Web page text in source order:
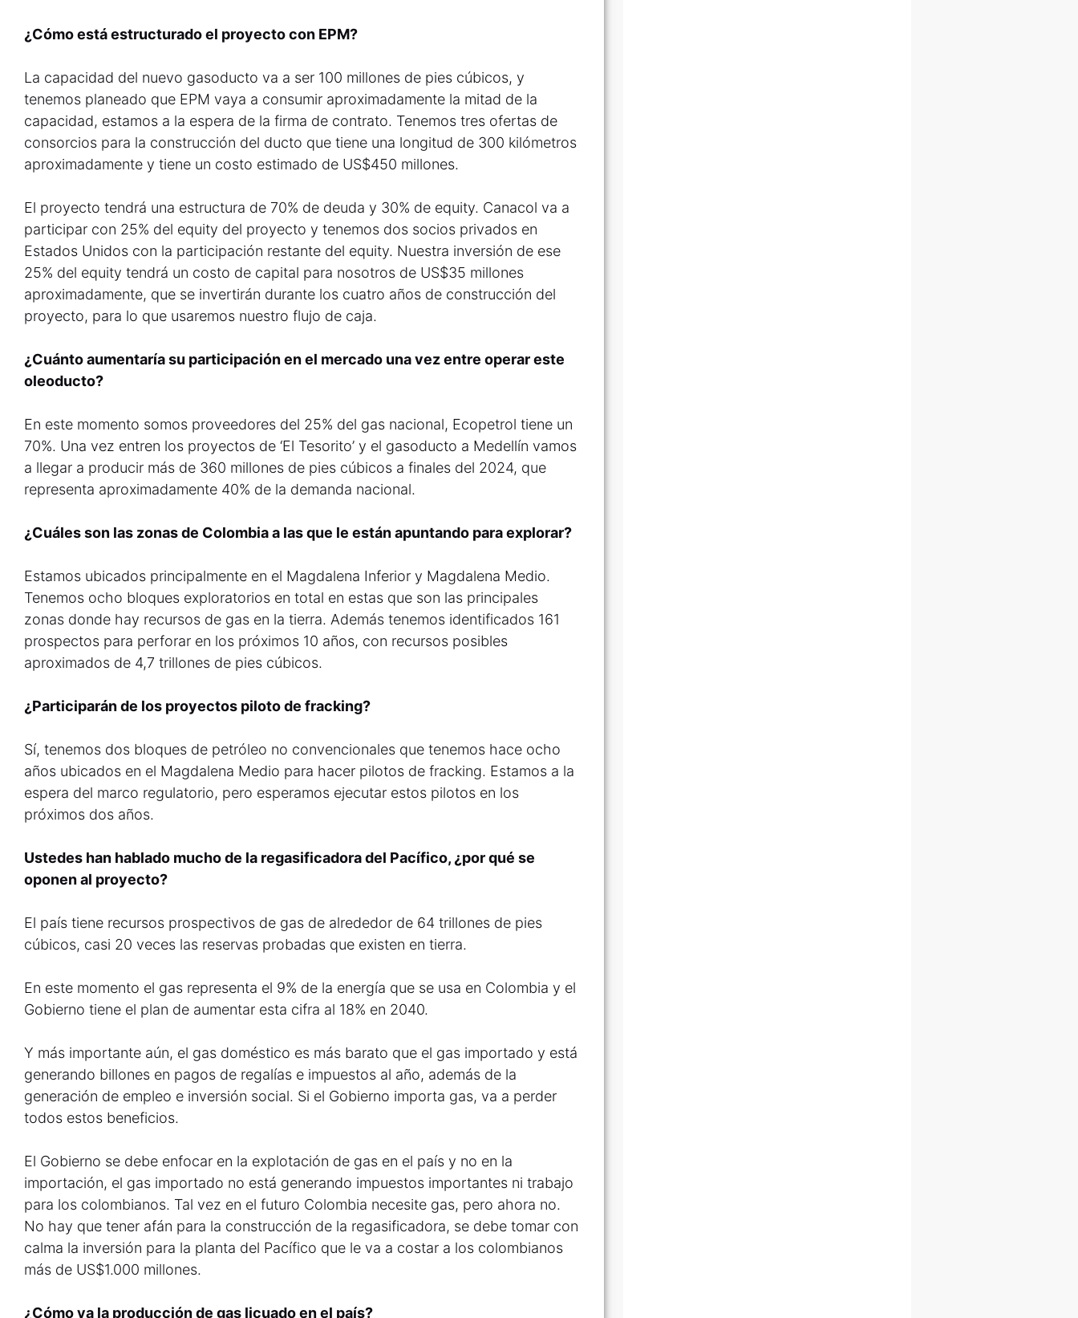
¿Cómo está estructurado el proyecto con EPM?
La capacidad del nuevo gasoducto va a ser 100 millones de pies cúbicos, y
tenemos planeado que EPM vaya a consumir aproximadamente la mitad de la
capacidad, estamos a la espera de la firma de contrato. Tenemos tres ofertas de
consorcios para la construcción del ducto que tiene una longitud de 300 kilómetros
aproximadamente y tiene un costo estimado de US$450 millones.
El proyecto tendrá una estructura de 70% de deuda y 30% de equity. Canacol va a
participar con 25% del equity del proyecto y tenemos dos socios privados en
Estados Unidos con la participación restante del equity. Nuestra inversión de ese
25% del equity tendrá un costo de capital para nosotros de US$35 millones
aproximadamente, que se invertirán durante los cuatro años de construcción del
proyecto, para lo que usaremos nuestro flujo de caja.
¿Cuánto aumentaría su participación en el mercado una vez entre operar este
oleoducto?
En este momento somos proveedores del 25% del gas nacional, Ecopetrol tiene un
70%. Una vez entren los proyectos de ‘El Tesorito’ y el gasoducto a Medellín vamos
a llegar a producir más de 360 millones de pies cúbicos a finales del 2024, que
representa aproximadamente 40% de la demanda nacional.
¿Cuáles son las zonas de Colombia a las que le están apuntando para explorar?
Estamos ubicados principalmente en el Magdalena Inferior y Magdalena Medio.
Tenemos ocho bloques exploratorios en total en estas que son las principales
zonas donde hay recursos de gas en la tierra. Además tenemos identificados 161
prospectos para perforar en los próximos 10 años, con recursos posibles
aproximados de 4,7 trillones de pies cúbicos.
¿Participarán de los proyectos piloto de fracking?
Sí, tenemos dos bloques de petróleo no convencionales que tenemos hace ocho
años ubicados en el Magdalena Medio para hacer pilotos de fracking. Estamos a la
espera del marco regulatorio, pero esperamos ejecutar estos pilotos en los
próximos dos años.
Ustedes han hablado mucho de la regasificadora del Pacífico, ¿por qué se
oponen al proyecto?
El país tiene recursos prospectivos de gas de alrededor de 64 trillones de pies
cúbicos, casi 20 veces las reservas probadas que existen en tierra.
En este momento el gas representa el 9% de la energía que se usa en Colombia y el
Gobierno tiene el plan de aumentar esta cifra al 18% en 2040.
Y más importante aún, el gas doméstico es más barato que el gas importado y está
generando billones en pagos de regalías e impuestos al año, además de la
generación de empleo e inversión social. Si el Gobierno importa gas, va a perder
todos estos beneficios.
El Gobierno se debe enfocar en la explotación de gas en el país y no en la
importación, el gas importado no está generando impuestos importantes ni trabajo
para los colombianos. Tal vez en el futuro Colombia necesite gas, pero ahora no.
No hay que tener afán para la construcción de la regasificadora, se debe tomar con
calma la inversión para la planta del Pacífico que le va a costar a los colombianos
más de US$1.000 millones.
¿Cómo va la producción de gas licuado en el país?